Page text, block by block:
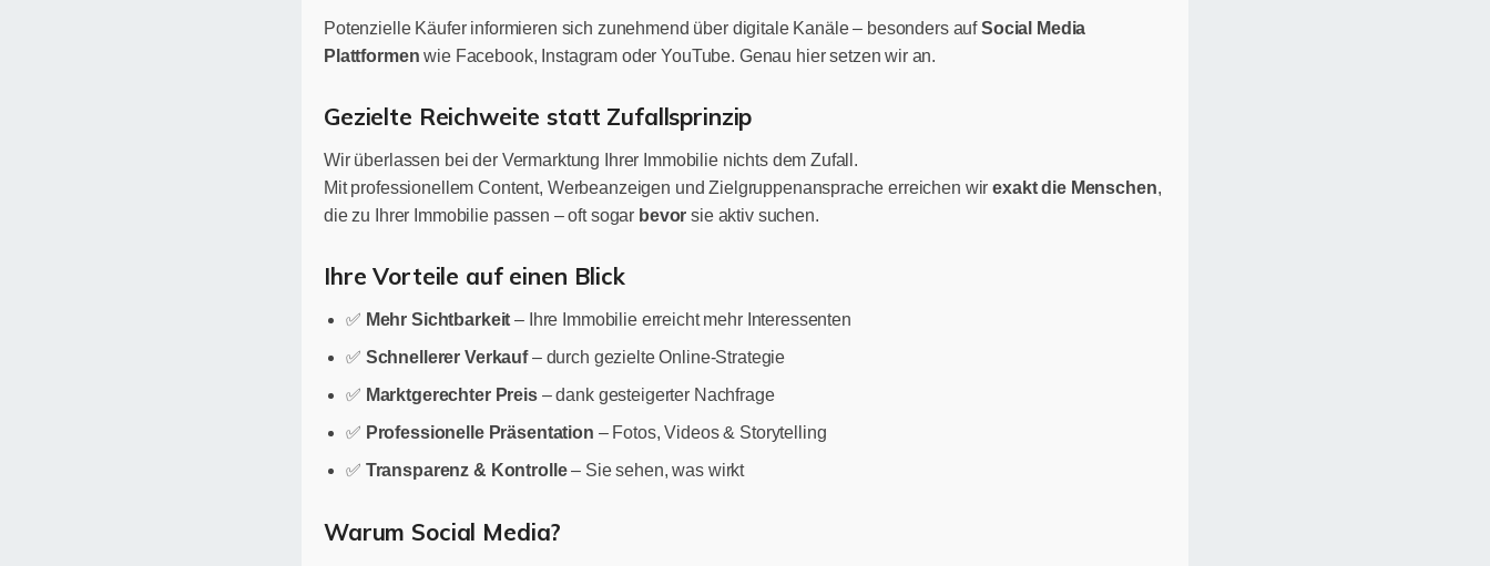
Potenzielle Käufer informieren sich zunehmend über digitale Kanäle – besonders aufSocial Media
Plattformen wie Facebook, Instagram oder YouTube. Genau hier setzen wir an.
Gezielte Reichweite statt Zufallsprinzip
Wir überlassen bei der Vermarktung Ihrer Immobilie nichts dem Zufall.
Mit professionellem Content, Werbeanzeigen und Zielgruppenansprache erreichen wirexakt die Menschen,
die zu Ihrer Immobilie passen – oft sogar bevor sie aktiv suchen.
Ihre Vorteile auf einen Blick
✅ Mehr Sichtbarkeit – Ihre Immobilie erreicht mehr Interessenten
✅ Schnellerer Verkauf– durch gezielte Online-Strategie
✅ Marktgerechter Preis– dank gesteigerter Nachfrage
✅ Professionelle Präsentation – Fotos, Videos & Storytelling
✅ Transparenz & Kontrolle– Sie sehen, was wirkt
Warum Social Media?